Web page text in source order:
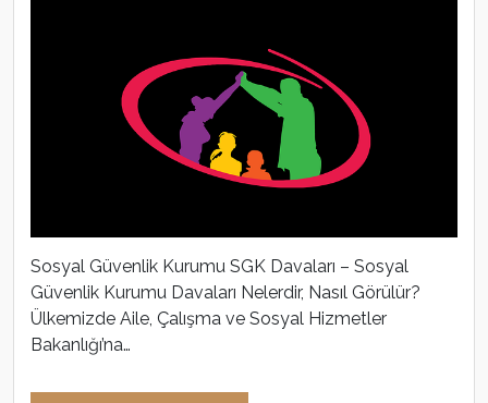
Sosyal Güvenlik Kurumu SGK Davaları – Sosyal
Güvenlik Kurumu Davaları Nelerdir, Nasıl Görülür?
Ülkemizde Aile, Çalışma ve Sosyal Hizmetler
Bakanlığı’na…